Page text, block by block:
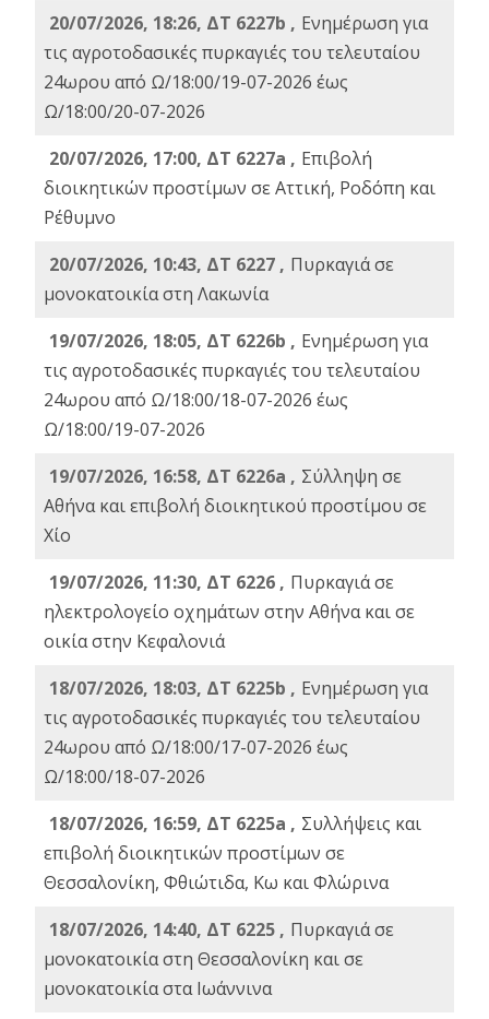
20/07/2026, 18:26, ΔΤ 6227b , Ενημέρωση για
τις αγροτοδασικές πυρκαγιές του τελευταίου
24ωρου από Ω/18:00/19-07-2026 έως
Ω/18:00/20-07-2026
20/07/2026, 17:00, ΔΤ 6227a , Επιβολή
διοικητικών προστίμων σε Αττική, Ροδόπη και
Ρέθυμνο
20/07/2026, 10:43, ΔΤ 6227 , Πυρκαγιά σε
μονοκατοικία στη Λακωνία
19/07/2026, 18:05, ΔΤ 6226b , Ενημέρωση για
τις αγροτοδασικές πυρκαγιές του τελευταίου
24ωρου από Ω/18:00/18-07-2026 έως
Ω/18:00/19-07-2026
19/07/2026, 16:58, ΔΤ 6226a , Σύλληψη σε
Αθήνα και επιβολή διοικητικού προστίμου σε
Χίο
19/07/2026, 11:30, ΔΤ 6226 , Πυρκαγιά σε
ηλεκτρολογείο οχημάτων στην Αθήνα και σε
οικία στην Κεφαλονιά
18/07/2026, 18:03, ΔΤ 6225b , Ενημέρωση για
τις αγροτοδασικές πυρκαγιές του τελευταίου
24ωρου από Ω/18:00/17-07-2026 έως
Ω/18:00/18-07-2026
18/07/2026, 16:59, ΔT 6225a , Συλλήψεις και
επιβολή διοικητικών προστίμων σε
Θεσσαλονίκη, Φθιώτιδα, Κω και Φλώρινα
18/07/2026, 14:40, ΔΤ 6225 , Πυρκαγιά σε
μονοκατοικία στη Θεσσαλονίκη και σε
μονοκατοικία στα Ιωάννινα